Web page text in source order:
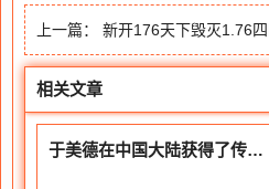
上一篇： 新开176天下毁灭1.76四区
相关文章
于美德在中国大陆获得了传奇IP的维权权